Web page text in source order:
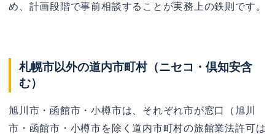
め、計画段階で事前相談することが実務上の鉄則です。
札幌市以外の道内市町村（ニセコ・倶知安含
む）
旭川市・函館市・小樽市は、それぞれ市が窓口（旭川
市・函館市・小樽市を除く道内市町村の旅館業法許可は